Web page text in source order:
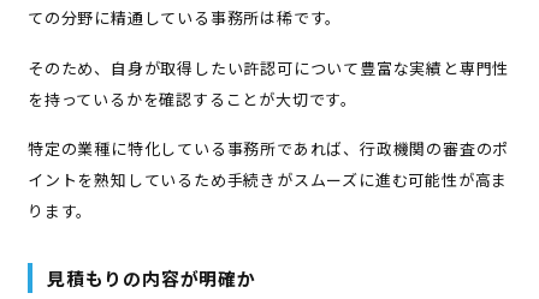
ての分野に精通している事務所は稀です。
そのため、自身が取得したい許認可について豊富な実績と専門性
を持っているかを確認することが大切です。
特定の業種に特化している事務所であれば、行政機関の審査のポ
イントを熟知しているため手続きがスムーズに進む可能性が高ま
ります。
見積もりの内容が明確か